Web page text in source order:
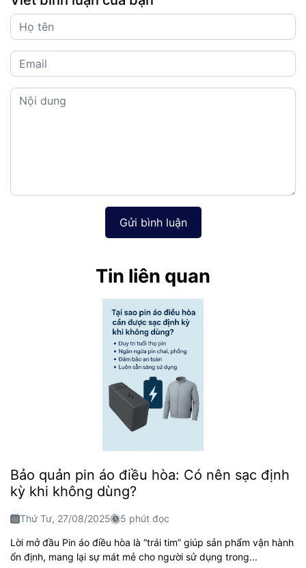
Gửi bình luận
Tin liên quan
Bảo quản pin áo điều hòa: Có nên sạc định
kỳ khi không dùng?
Thứ Tư, 27/08/2025 5 phút đọc
Lời mở đầu Pin áo điều hòa là “trái tim” giúp sản phẩm vận hành
ổn định, mang lại sự mát mẻ cho người sử dụng trong...